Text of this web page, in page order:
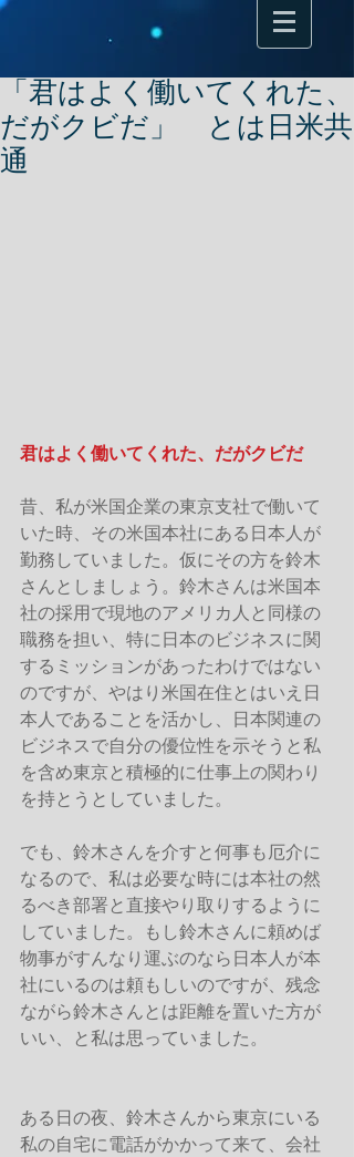
「君はよく働いてくれた、
だがクビだ」 とは日米共
通
君はよく働いてくれた、だがクビだ
昔、私が米国企業の東京支社で働いて
いた時、その米国本社にある日本人が
勤務していました。仮にその方を鈴木
さんとしましょう。鈴木さんは米国本
社の採用で現地のアメリカ人と同様の
職務を担い、特に日本のビジネスに関
するミッションがあったわけではない
のですが、やはり米国在住とはいえ日
本人であることを活かし、日本関連の
ビジネスで自分の優位性を示そうと私
を含め東京と積極的に仕事上の関わり
を持とうとしていました。
でも、鈴木さんを介すと何事も厄介に
なるので、私は必要な時には本社の然
るべき部署と直接やり取りするように
していました。もし鈴木さんに頼めば
物事がすんなり運ぶのなら日本人が本
社にいるのは頼もしいのですが、残念
ながら鈴木さんとは距離を置いた方が
いい、と私は思っていました。
ある日の夜、鈴木さんから東京にいる
私の自宅に電話がかかって来て、会社